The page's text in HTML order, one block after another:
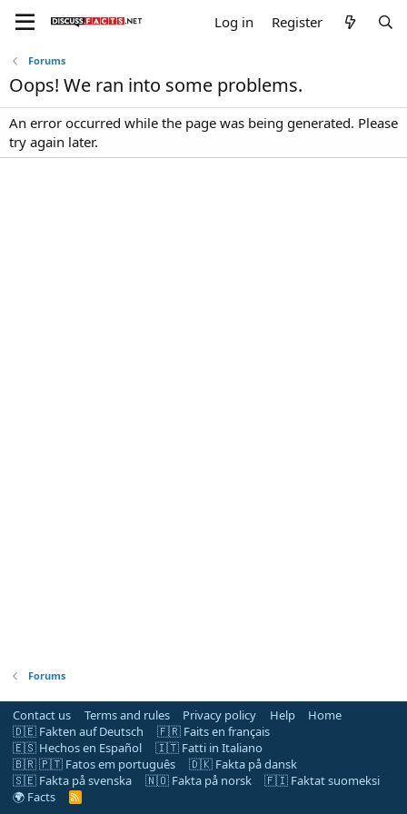
Log in Register
Forums
Oops! We ran into some problems.
An error occurred while the page was being generated. Please
try again later.
Forums
Contact us Terms and rules Privacy policy Help
Home
🇩🇪 Fakten auf Deutsch
🇫🇷 Faits en français
🇪🇸 Hechos en Español
🇮🇹 Fatti in Italiano
🇧🇷 🇵🇹 Fatos em português
🇩🇰 Fakta på dansk
🇸🇪 Fakta på svenska
🇳🇴 Fakta på norsk
🇫🇮 Faktat suomeksi
🌍 Facts
R